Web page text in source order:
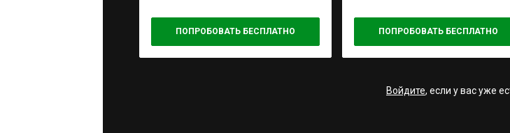
ПОПРОБОВАТЬ БЕСПЛАТНО ПОПРОБОВАТЬ БЕСПЛАТНО
Войдите, если у вас уже